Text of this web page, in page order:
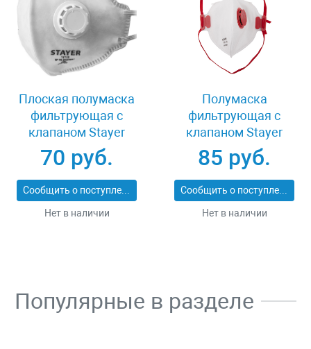
Плоская полумаска
фильтрующая с
клапаном Stayer
11113_z01
70 руб.
Сообщить о поступлении
Нет в наличии
Полумаска
фильтрующая с
клапаном Stayer
MASTER 11116
85 руб.
Сообщить о поступлении
Нет в наличии
Популярные в разделе